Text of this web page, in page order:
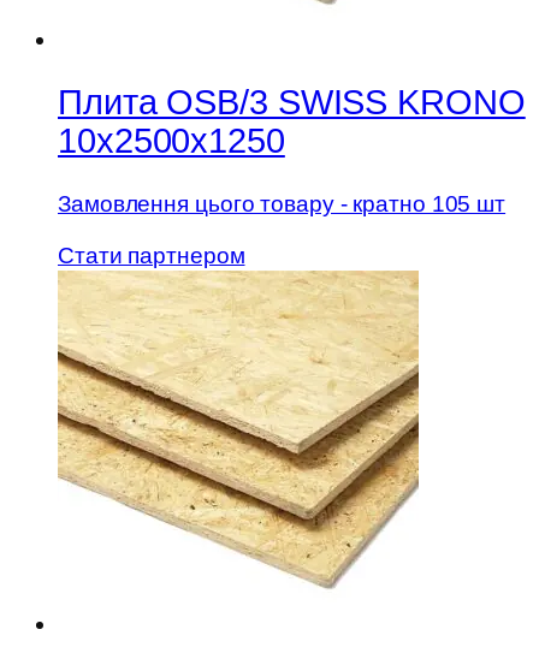
Плита OSB/3 SWISS KRONO
10х2500х1250
Замовлення цього товару - кратно 105 шт
Стати партнером